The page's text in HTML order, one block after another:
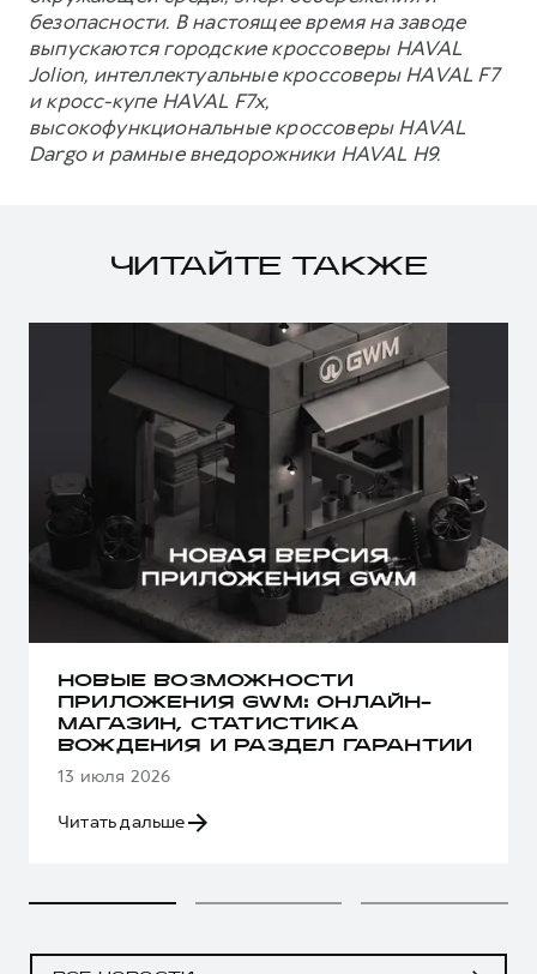
безопасности. В настоящее время на заводе
выпускаются городские кроссоверы HAVAL
Jolion, интеллектуальные кроссоверы HAVAL F7
и кросс-купе HAVAL F7x,
высокофункциональные кроссоверы HAVAL
Dargo и рамные внедорожники HAVAL H9.
ЧИТАЙТЕ ТАКЖЕ
НОВЫЕ ВОЗМОЖНОСТИ
ПРИЛОЖЕНИЯ GWM: ОНЛАЙН-
МАГАЗИН, СТАТИСТИКА
ВОЖДЕНИЯ И РАЗДЕЛ ГАРАНТИИ
13 июля 2026
Читать дальше